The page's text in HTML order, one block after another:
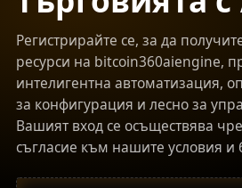
Регистрирайте се, за да
ресурси на bitcoin360aiengine,
интелигентна автоматизация,
за конфигурация и лесно за
Вашият вход се осъществява
съгласие към нашите условия и